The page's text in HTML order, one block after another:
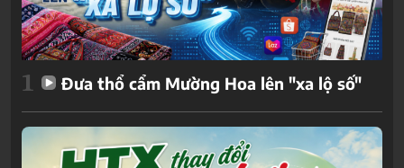
1 Đưa thổ cẩm Mường Hoa lên "xa lộ số"